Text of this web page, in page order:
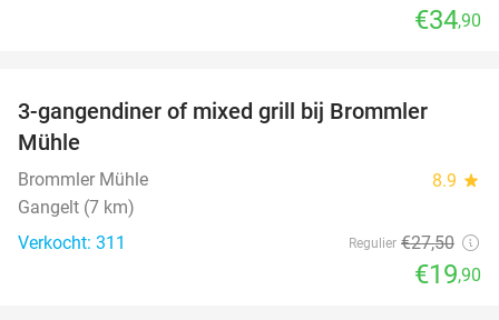
€34,90
3-gangendiner of mixed grill bij Brommler
Mühle
Brommler Mühle 8.9 star
Gangelt (7 km)
Verkocht: 311
Regulier €27,50
€19,90